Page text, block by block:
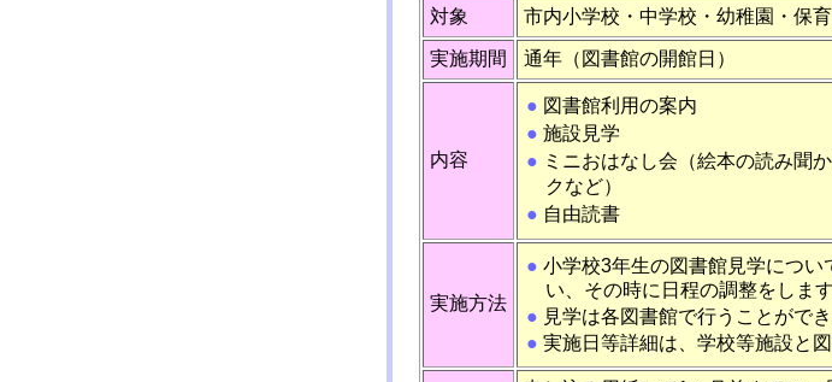
対象 市内小学校・中学校・幼稚園・保
実施期間 通年（図書館の開館日）
内容
● 図書館利用の案内
● 施設見学
● ミニおはなし会（絵本の読み聞
クなど）
● 自由読書
実施方法
● 小学校3年生の図書館見学につ
い、その時に日程の調整をします
● 見学は各図書館で行うことができ
● 実施日等詳細は、学校等施設と